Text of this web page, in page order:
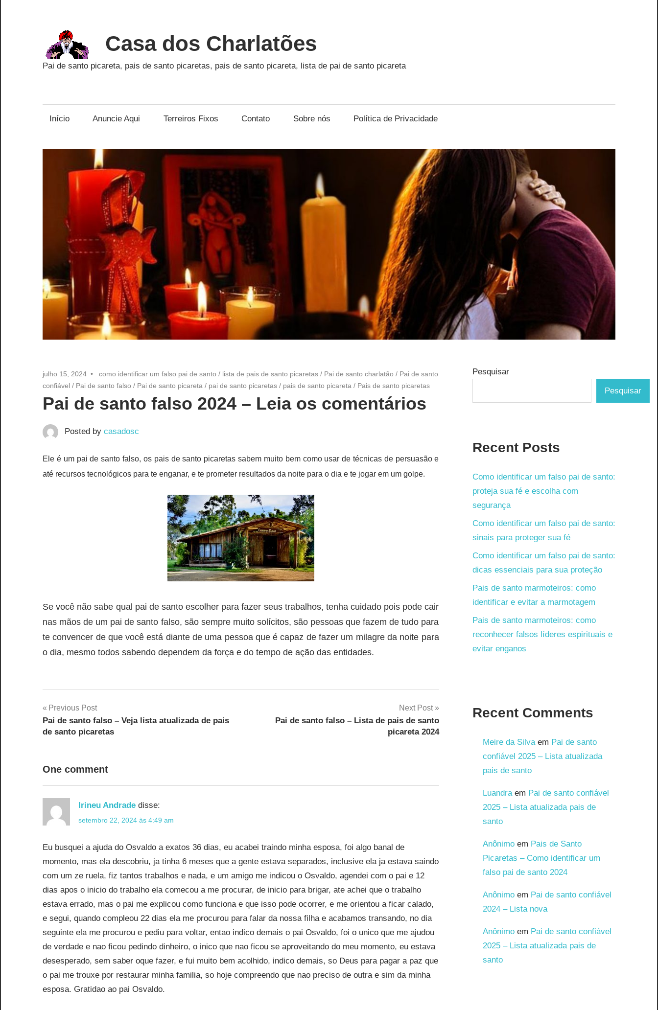
content
Casa dos Charlatões
Pai de santo picareta, pais de santo picaretas, pais de santo picareta, lista de pai de santo picareta
Início Anuncie Aqui Terreiros Fixos Contato Sobre nós Política de Privacidade
julho 15, 2024 como identificar um falso pai de santo / lista de pais de santo picaretas / Pai de santo charlatão / Pai de santo
confiável / Pai de santo falso / Pai de santo picareta / pai de santo picaretas / pais de santo picareta / Pais de santo picaretas
Pai de santo falso 2024 – Leia os comentários
Posted by casadosc
Ele é um pai de santo falso, os pais de santo picaretas sabem muito bem como usar de técnicas de persuasão e
até recursos tecnológicos para te enganar, e te prometer resultados da noite para o dia e te jogar em um golpe.
Se você não sabe qual pai de santo escolher para fazer seus trabalhos, tenha cuidado pois pode cair
nas mãos de um pai de santo falso, são sempre muito solícitos, são pessoas que fazem de tudo para
te convencer de que você está diante de uma pessoa que é capaz de fazer um milagre da noite para
o dia, mesmo todos sabendo dependem da força e do tempo de ação das entidades.
Navegação
de
Previous Post
Pai de santo falso – Veja lista atualizada de pais
de santo picaretas
Next Post
Pai de santo falso – Lista de pais de santo
picareta 2024
One comment
Irineu Andrade disse:
setembro 22, 2024 às 4:49 am
Eu busquei a ajuda do Osvaldo a exatos 36 dias, eu acabei traindo minha esposa, foi algo banal de
momento, mas ela descobriu, ja tinha 6 meses que a gente estava separados, inclusive ela ja estava saindo
com um ze ruela, fiz tantos trabalhos e nada, e um amigo me indicou o Osvaldo, agendei com o pai e 12
dias apos o inicio do trabalho ela comecou a me procurar, de inicio para brigar, ate achei que o trabalho
estava errado, mas o pai me explicou como funciona e que isso pode ocorrer, e me orientou a ficar calado,
e segui, quando compleou 22 dias ela me procurou para falar da nossa filha e acabamos transando, no dia
seguinte ela me procurou e pediu para voltar, entao indico demais o pai Osvaldo, foi o unico que me ajudou
de verdade e nao ficou pedindo dinheiro, o inico que nao ficou se aproveitando do meu momento, eu estava
desesperado, sem saber oque fazer, e fui muito bem acolhido, indico demais, so Deus para pagar a paz que
o pai me trouxe por restaurar minha familia, so hoje compreendo que nao preciso de outra e sim da minha
esposa. Gratidao ao pai Osvaldo.
Pesquisar
Pesquisar
Recent Posts
Como identificar um falso pai de santo:
proteja sua fé e escolha com
segurança
Como identificar um falso pai de santo:
sinais para proteger sua fé
Como identificar um falso pai de santo:
dicas essenciais para sua proteção
Pais de santo marmoteiros: como
identificar e evitar a marmotagem
Pais de santo marmoteiros: como
reconhecer falsos líderes espirituais e
evitar enganos
Recent Comments
Meire da Silvaem Pai de santo
confiável 2025 – Lista atualizada
pais de santo
Luandraem Pai de santo confiável
2025 – Lista atualizada pais de
santo
Anônimoem Pais de Santo
Picaretas – Como identificar um
falso pai de santo 2024
Anônimoem Pai de santo confiável
2024 – Lista nova
Anônimoem Pai de santo confiável
2025 – Lista atualizada pais de
santo